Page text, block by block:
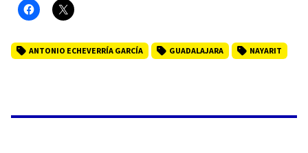
ANTONIO ECHEVERRÍA GARCÍA GUADALAJARA NAYARIT